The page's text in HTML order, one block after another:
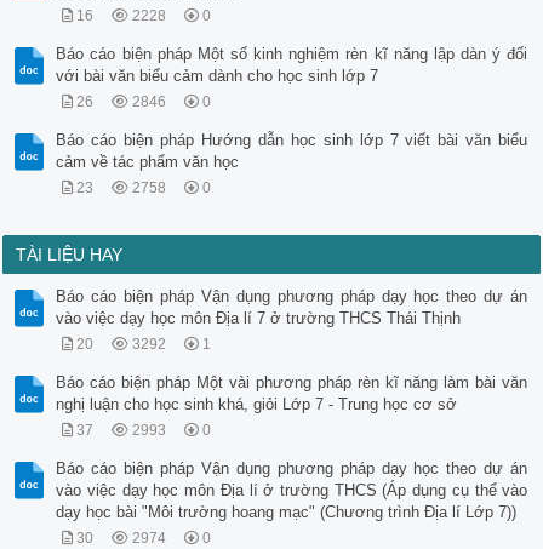
16 2228 0
Báo cáo biện pháp Một số kinh nghiệm rèn kĩ năng lập dàn ý đối
với bài văn biểu cảm dành cho học sinh lớp 7
26 2846 0
Báo cáo biện pháp Hướng dẫn học sinh lớp 7 viết bài văn biểu
cảm về tác phẩm văn học
23 2758 0
TÀI LIỆU HAY
Báo cáo biện pháp Vận dụng phương pháp dạy học theo dự án
vào việc dạy học môn Địa lí 7 ở trường THCS Thái Thịnh
20 3292 1
Báo cáo biện pháp Một vài phương pháp rèn kĩ năng làm bài văn
nghị luận cho học sinh khá, giỏi Lớp 7 - Trung học cơ sở
37 2993 0
Báo cáo biện pháp Vận dụng phương pháp dạy học theo dự án
vào việc dạy học môn Địa lí ở trường THCS (Áp dụng cụ thể vào
dạy học bài "Môi trường hoang mạc" (Chương trình Địa lí Lớp 7))
30 2974 0